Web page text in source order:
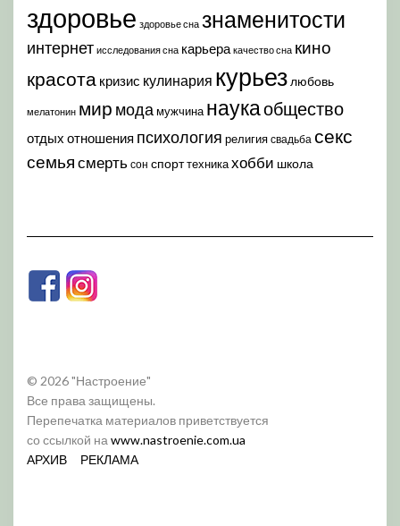
здоровье здоровье сна знаменитости
интернет исследования сна карьера качество сна кино
красота кризис кулинария курьез любовь
мелатонин мир модамужчина наукаобщество
отдых отношения психология религия свадьба секс
семья смерть сон спорттехникахобби школа
© 2026 "Настроение"
Все права защищены.
Перепечатка материалов приветствуется
со ссылкой на www.nastroenie.com.ua
АРХИВ
РЕКЛАМА